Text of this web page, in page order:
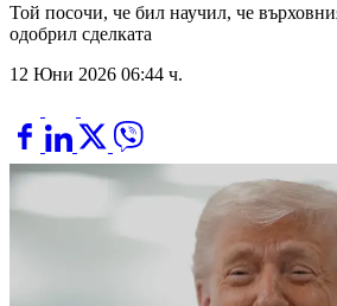
Той посочи, че бил научил, че
одобрил сделката
12 Юни 2026 06:44 ч.